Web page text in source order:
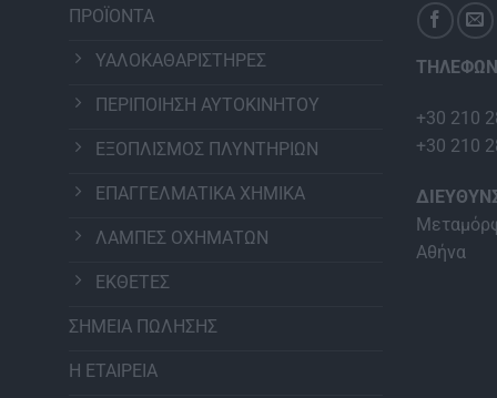
ΠΡΟΪΟΝΤΑ
ΥΑΛΟΚΑΘΑΡΙΣΤΗΡΕΣ
ΠΕΡΙΠΟΙΗΣΗ ΑΥΤΟΚΙΝΗΤΟΥ
ΕΞΟΠΛΙΣΜΟΣ ΠΛΥΝΤΗΡΙΩΝ
ΕΠΑΓΓΕΛΜΑΤΙΚΑ ΧΗΜΙΚΑ
ΛΑΜΠΕΣ ΟΧΗΜΑΤΩΝ
ΕΚΘΕΤΕΣ
ΣΗΜΕΙΑ ΠΩΛΗΣΗΣ
Η ΕΤΑΙΡΕΙΑ
+30 210
+30 210
Αθήνα